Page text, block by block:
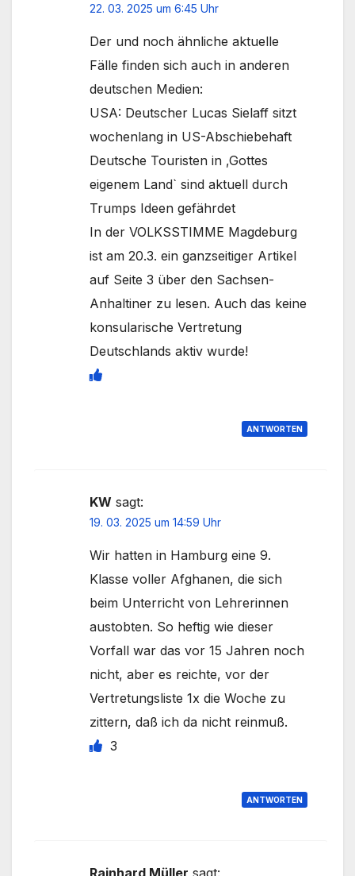
22. 03. 2025 um 6:45 Uhr
Der und noch ähnliche aktuelle
Fälle finden sich auch in anderen
deutschen Medien:
USA: Deutscher Lucas Sielaff sitzt
wochenlang in US-Abschiebehaft
Deutsche Touristen in ‚Gottes
eigenem Land` sind aktuell durch
Trumps Ideen gefährdet
In der VOLKSSTIMME Magdeburg
ist am 20.3. ein ganzseitiger Artikel
auf Seite 3 über den Sachsen-
Anhaltiner zu lesen. Auch das keine
konsularische Vertretung
Deutschlands aktiv wurde!
ANTWORTEN
KW sagt:
19. 03. 2025 um 14:59 Uhr
Wir hatten in Hamburg eine 9.
Klasse voller Afghanen, die sich
beim Unterricht von Lehrerinnen
austobten. So heftig wie dieser
Vorfall war das vor 15 Jahren noch
nicht, aber es reichte, vor der
Vertretungsliste 1x die Woche zu
zittern, daß ich da nicht reinmuß.
3
ANTWORTEN
Rainhard Müller sagt: